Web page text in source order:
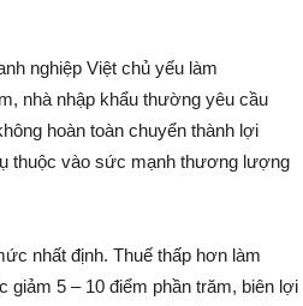
nghiệp Việt chủ yếu làm
nhà nhập khẩu thường yêu cầu
hoàn toàn chuyển thành lợi
thuộc vào sức mạnh thương lượng
nhất định. Thuế thấp hơn làm
giảm 5 – 10 điểm phần trăm, biên lợi